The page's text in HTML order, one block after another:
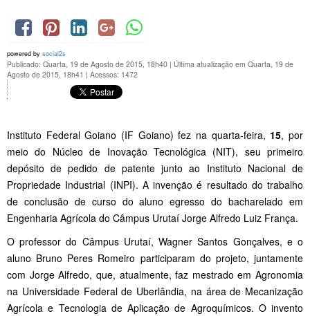
powered by social2s
Publicado: Quarta, 19 de Agosto de 2015, 18h40 | Última atualização em Quarta, 19 de
Agosto de 2015, 18h41 | Acessos: 1472
Instituto Federal Goiano (IF Goiano) fez na quarta-feira, 15, por
meio do Núcleo de Inovação Tecnológica (NIT), seu primeiro
depósito de pedido de patente junto ao Instituto Nacional de
Propriedade Industrial (INPI). A invenção é resultado do trabalho
de conclusão de curso do aluno egresso do bacharelado em
Engenharia Agrícola do Câmpus Urutaí Jorge Alfredo Luiz França.
O professor do Câmpus Urutaí, Wagner Santos Gonçalves, e o
aluno Bruno Peres Romeiro participaram do projeto, juntamente
com Jorge Alfredo, que, atualmente, faz mestrado em Agronomia
na Universidade Federal de Uberlândia, na área de Mecanização
Agrícola e Tecnologia de Aplicação de Agroquímicos. O invento